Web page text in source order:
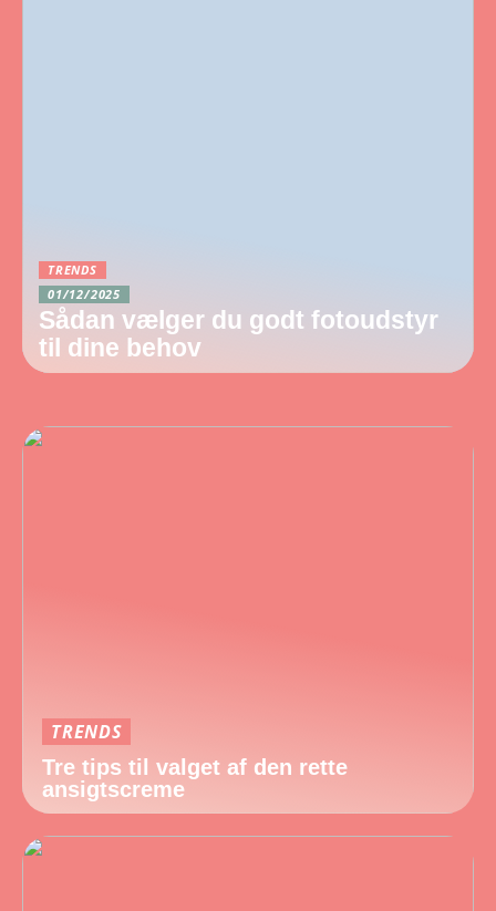
TRENDS
01/12/2025
Sådan vælger du godt fotoudstyr
til dine behov
TRENDS
Tre tips til valget af den rette
ansigtscreme